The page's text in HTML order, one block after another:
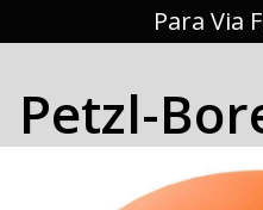
al
Para Via
Petzl-